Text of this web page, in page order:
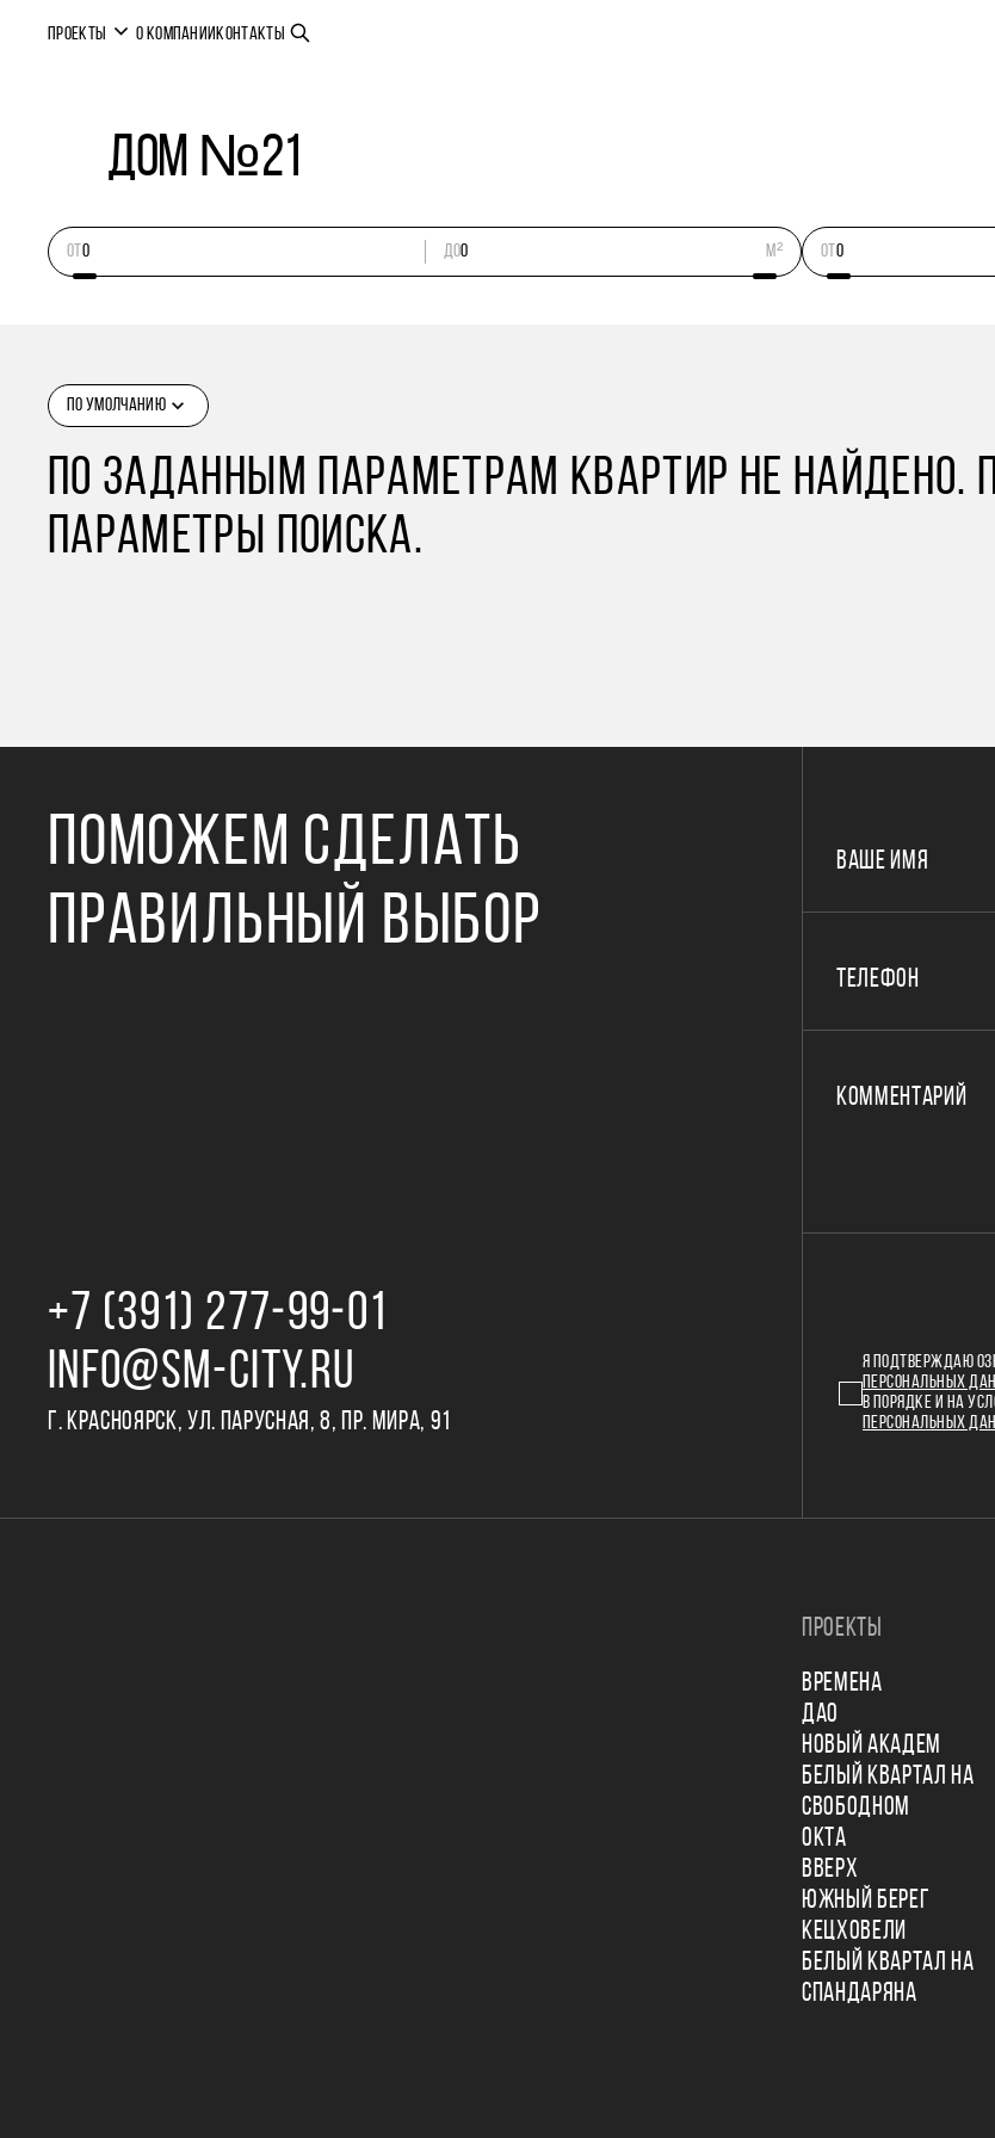
ПРОЕКТЫ О КОМПАНИИКОНТАКТЫ
Дом №21
ОТ ДО м² ОТ
ПО УМОЛЧАНИЮ
ПО ЗАДАННЫМ ПАРАМЕТРАМ КВАРТИР НЕ НАЙДЕНО.
ПАРАМЕТРЫ ПОИСКА.
ПОМОЖЕМ СДЕЛАТЬ
ПРАВИЛЬНЫЙ ВЫБОР
+7 (391) 277‒99‒01
INFO@SM-CITY.RU
Г. КРАСНОЯРСК, УЛ. ПАРУСНАЯ, 8, ПР. МИРА, 91
ВАШЕ ИМЯ
ТЕЛЕФОН
КОММЕНТАРИЙ
Я ПОДТВЕРЖДАЮ
ПЕРСОНАЛЬНЫХ
В ПОРЯДКЕ И НА
ПЕРСОНАЛЬНЫХ
ПРОЕКТЫ
ВРЕМЕНА
ДАО
НОВЫЙ АКАДЕМ
БЕЛЫЙ КВАРТАЛ НА
СВОБОДНОМ
ОКТА
ВВЕРХ
ЮЖНЫЙ БЕРЕГ
КЕЦХОВЕЛИ
БЕЛЫЙ КВАРТАЛ НА
СПАНДАРЯНА